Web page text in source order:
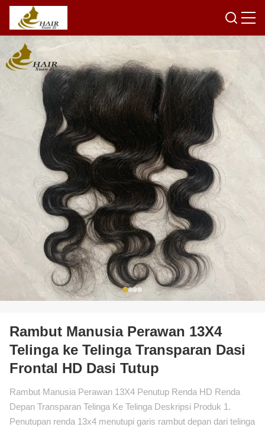
Rambut Manusia Perawan 13X4
Telinga ke Telinga Transparan Dasi
Frontal HD Dasi Tutup
Rambut Manusia Perawan 13X4 Penutup Renda HD Renda
Depan Transparan Telinga Ke Telinga Deskripsi Produk 1.
Penutupan renda 13x4 menutupi garis rambut depan dari telinga